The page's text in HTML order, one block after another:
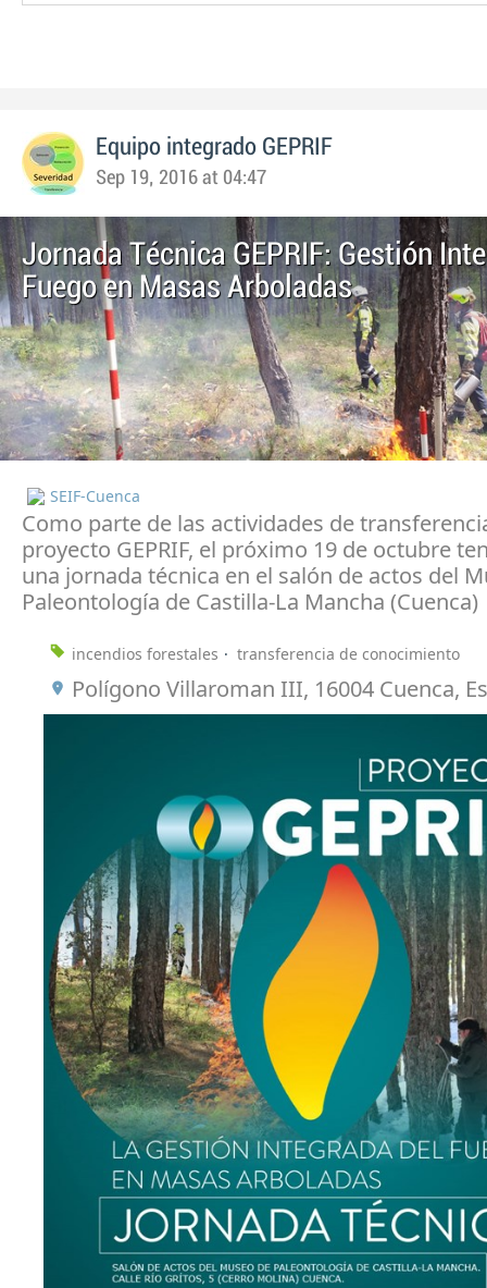
Equipo integrado GEPRIF
Sep 19, 2016 at 04:47
Jornada Técnica GEPRIF: Gestión
Fuego en Masas Arboladas
SEIF-Cuenca
Como parte de las actividades de
proyecto GEPRIF, el próximo 19 de octubre
una jornada técnica en el salón de actos del
Paleontología de Castilla-La Mancha (Cuenca)
incendios forestales transferencia de conocimiento
Polígono Villaroman III, 16004 Cuenca,